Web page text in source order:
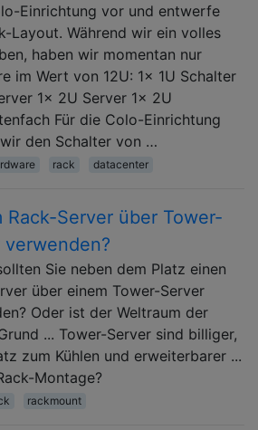
Einrichtung vor und entwerfe
Layout. Während wir ein volles
haben wir momentan nur
im Wert von 12U: 1x 1U Schalter
1x 2U Server 1x 2U
Für die Colo-Einrichtung
den Schalter von …
rack datacenter
Rack-Server über Tower-
verwenden?
Sie neben dem Platz einen
über einem Tower-Server
Oder ist der Weltraum der
... Tower-Server sind billiger,
zum Kühlen und erweiterbarer ...
Montage?
rackmount